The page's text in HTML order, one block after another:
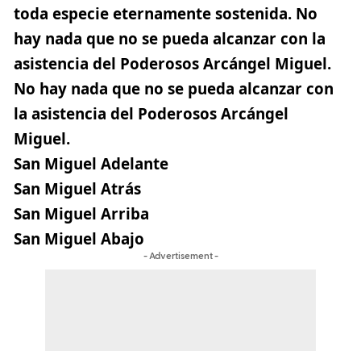
toda especie eternamente sostenida. No
hay nada que no se pueda alcanzar con la
asistencia del Poderosos Arcángel Miguel.
No hay nada que no se pueda alcanzar con
la asistencia del Poderosos Arcángel
Miguel.
San Miguel Adelante
San Miguel Atrás
San Miguel Arriba
San Miguel Abajo
- Advertisement -